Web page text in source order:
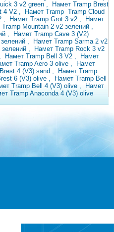
3 v2 green ,
Намет Tramp Brest
4 V2 , Намет Tramp Tramp Cloud
, Намет Tramp Grot 3 v2 ,
Намет
Tramp Mountain 2 v2 зелений ,
,
Намет Tramp Cave 3 (V2)
,
Намет Tramp Sarma 2 v2
, Намет Tramp Rock 3 v2
, Намет Tramp Bell 3 V2 , Намет
Tramp Aero 3 olive ,
Намет
4 (V3) sand ,
Намет Tramp
6 (V3) olive ,
Намет Tramp Bell
Tramp Bell 4 (V3) olive ,
Намет
Tramp Anaconda 4 (V3) olive